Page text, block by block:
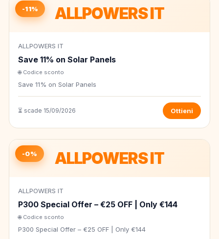
ALLPOWERS IT
-11%
ALLPOWERS IT
Save 11% on Solar Panels
🌐 Codice sconto
Save 11% on Solar Panels
⏳ scade 15/09/2026 Ottieni
ALLPOWERS IT
-0%
ALLPOWERS IT
P300 Special Offer – €25 OFF | Only €144
🌐 Codice sconto
P300 Special Offer – €25 OFF | Only €144